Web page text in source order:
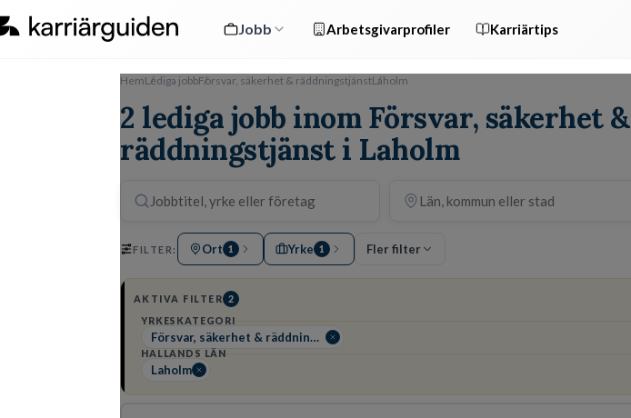
Jobb Arbetsgivarprofiler Karriärtips
HemLediga jobbFörsvar, säkerhet & räddningstjänstLaholm
2 lediga jobb inom Försvar, säkerhet &
räddningstjänst i Laholm
FILTER: Ort 1 Yrke 1 Fler filter
AKTIVA FILTER 2
YRKESKATEGORI
Försvar, säkerhet & räddningstjänst
HALLANDS LÄN
Laholm